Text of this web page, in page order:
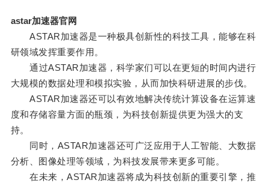
astar加速器官网
ASTAR加速器是一种极具创新性的科技工具，能够在科
研领域发挥重要作用。
通过ASTAR加速器，科学家们可以在更短的时间内进行
大规模的数据处理和模拟实验，从而加快科研进展的步伐。
ASTAR加速器还可以有效地解决传统计算设备在运算速
度和存储容量方面的瓶颈，为科技创新提供更为强大的支
持。
同时，ASTAR加速器还可广泛应用于人工智能、大数据
分析、图像处理等领域，为科技发展带来更多可能。
在未来，ASTAR加速器将成为科技创新的重要引擎，推